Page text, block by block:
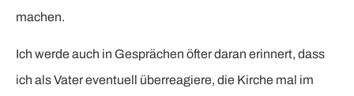
machen.
Ich werde auch in Gesprächen öfter daran erinnert, dass
ich als Vater eventuell überreagiere, die Kirche mal im